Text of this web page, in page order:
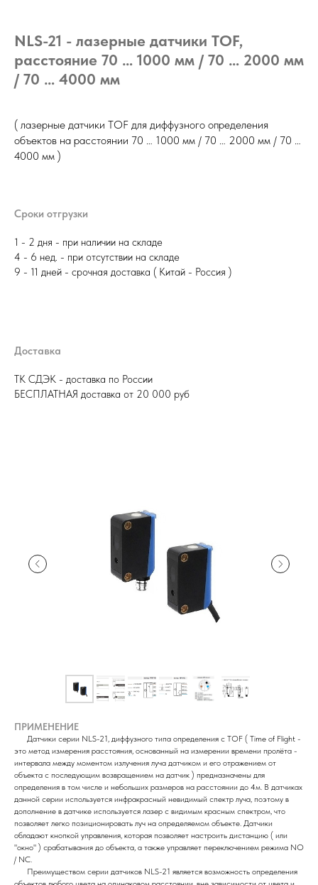
NLS-21 - лазерные датчики TOF,
расстояние 70 … 1000 мм / 70 … 2000 мм
/ 70 … 4000 мм
( лазерные датчики TOF для диффузного определения
объектов на расстоянии 70 … 1000 мм / 70 … 2000 мм / 70 …
4000 мм )
Сроки отгрузки
1 - 2 дня - при наличии на складе
4 - 6 нед. - при отсутствии на складе
9 - 11 дней - срочная доставка ( Китай - Россия )
Доставка
ТК СДЭК - доставка по России
БЕСПЛАТНАЯ доставка от 20 000 руб
ПРИМЕНЕНИЕ
Датчики серии NLS-21, диффузного типа определения с TOF ( Time of Flight -
это метод измерения расстояния, основанный на измерении времени пролёта -
интервала между моментом излучения луча датчиком и его отражением от
объекта с последующим возвращением на датчик ) предназначены для
определения в том числе и небольших размеров на расстоянии до 4м. В датчиках
данной серии используется инфракрасный невидимый спектр луча, поэтому в
дополнение в датчике используется лазер с видимым красным спектром, что
позволяет легко позиционировать луч на определяемом объекте. Датчики
обладают кнопкой управления, которая позволяет настроить дистанцию ( или
"окно" ) срабатывания до объекта, а также управляет переключением режима NO
/ NC.
Преимуществом серии датчиков NLS-21 является возможность определения